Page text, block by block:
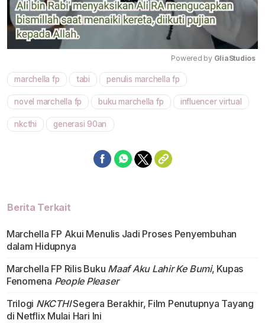
Powered by GliaStudios
marchella fp tabi penulis marchella fp
novel marchella fp buku marchella fp influencer virtual
nkcthi generasi 90an
Berita Terkait
Marchella FP Akui Menulis Jadi Proses Penyembuhan
dalam Hidupnya
Marchella FP Rilis Buku Maaf Aku Lahir Ke Bumi, Kupas
Fenomena People Pleaser
Trilogi NKCTHISegera Berakhir, Film Penutupnya Tayang
di Netflix Mulai Hari Ini